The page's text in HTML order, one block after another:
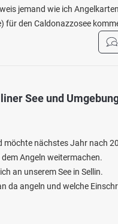
jemand wie ich
für den Caldonazzosee
See und
möchte nächstes Jahr nach
Angeln weitermachen.
an unserem See in Sellin.
da angeln und welche